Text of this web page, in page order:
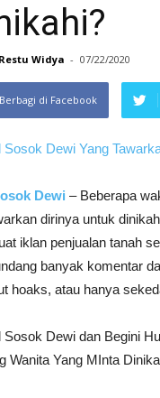
Restu Widya - 07/22/2020
Berbagi di Facebook
Dewi – Beberapa
dirinya untuk
iklan penjualan tanah
banyak komentar
hoaks, atau hanya